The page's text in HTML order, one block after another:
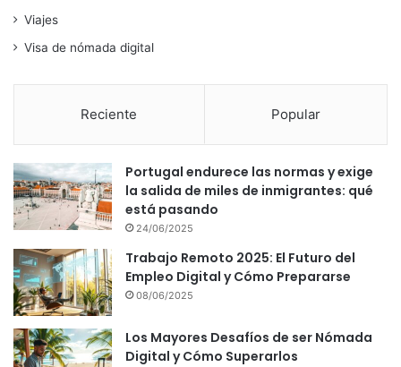
Viajes
Visa de nómada digital
Reciente Popular
Portugal endurece las normas y exige
la salida de miles de inmigrantes: qué
está pasando
24/06/2025
Trabajo Remoto 2025: El Futuro del
Empleo Digital y Cómo Prepararse
08/06/2025
Los Mayores Desafíos de ser Nómada
Digital y Cómo Superarlos